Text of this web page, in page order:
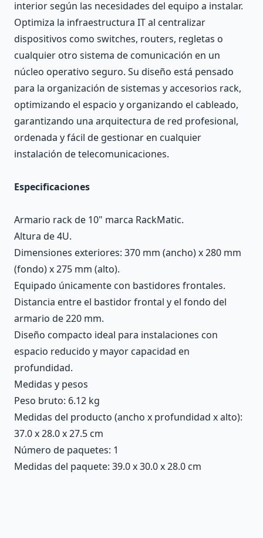
interior según las necesidades del equipo a instalar.
Optimiza la infraestructura IT al centralizar
dispositivos como switches, routers, regletas o
cualquier otro sistema de comunicación en un
núcleo operativo seguro. Su diseño está pensado
para la organización de sistemas y accesorios rack,
optimizando el espacio y organizando el cableado,
garantizando una arquitectura de red profesional,
ordenada y fácil de gestionar en cualquier
instalación de telecomunicaciones.
Especificaciones
Armario rack de 10" marca RackMatic.
Altura de 4U.
Dimensiones exteriores: 370 mm (ancho) x 280 mm
(fondo) x 275 mm (alto).
Equipado únicamente con bastidores frontales.
Distancia entre el bastidor frontal y el fondo del
armario de 220 mm.
Diseño compacto ideal para instalaciones con
espacio reducido y mayor capacidad en
profundidad.
Medidas y pesos
Peso bruto: 6.12 kg
Medidas del producto (ancho x profundidad x alto):
37.0 x 28.0 x 27.5 cm
Número de paquetes: 1
Medidas del paquete: 39.0 x 30.0 x 28.0 cm